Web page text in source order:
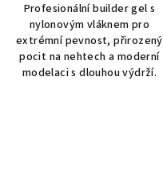
Profesionální builder gel s
nylonovým vláknem pro
extrémní pevnost, přirozený
pocit na nehtech a moderní
modelaci s dlouhou výdrží.